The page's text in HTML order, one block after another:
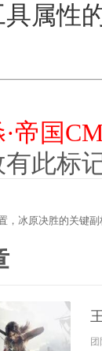
具属性
帝国
此标
，冰原决胜的关键副